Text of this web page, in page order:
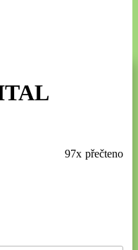
97x přečteno